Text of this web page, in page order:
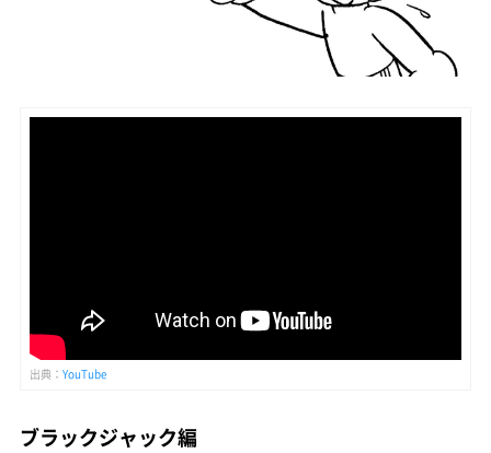
出典： YouTube
ブラックジャック編